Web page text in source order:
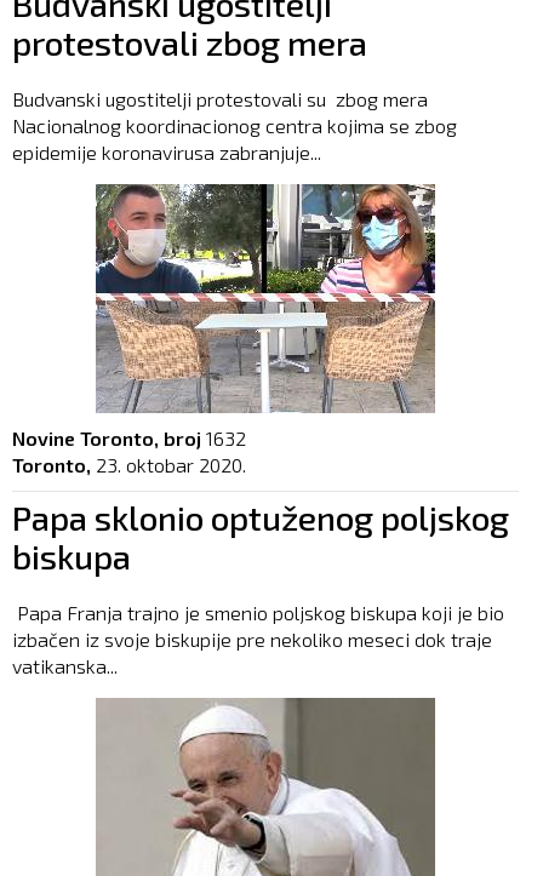
protestovali zbog mera
Budvanski ugostitelji protestovali su zbog mera
Nacionalnog koordinacionog centra kojima se zbog
epidemije koronavirusa zabranjuje...
Novine Toronto, broj 1632
Toronto, 23. oktobar 2020.
Papa sklonio optuženog poljskog
biskupa
Papa Franja trajno je smenio poljskog biskupa koji je bio
izbačen iz svoje biskupije pre nekoliko meseci dok traje
vatikanska...